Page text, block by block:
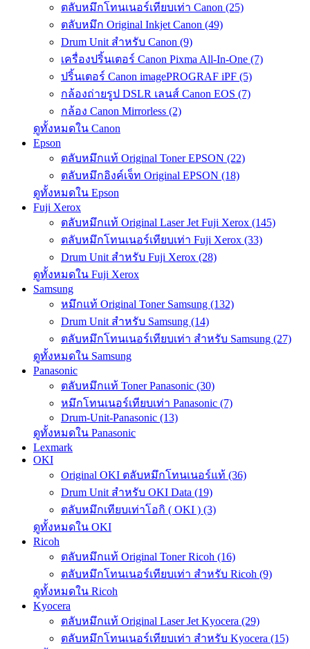
ตลับหมึกโทนเนอร์เทียบเท่า Canon (25)
ตลับหมึก Original Inkjet Canon (49)
Drum Unit สำหรับ Canon (9)
เครื่องปริ้นเตอร์ Canon Pixma All-In-One (7)
ปริ้นเตอร์ Canon imagePROGRAF iPF (5)
กล้องถ่ายรูป DSLR เลนส์ Canon EOS (7)
กล้อง Canon Mirrorless (2)
ดูทั้งหมดใน Canon
Epson
ตลับหมึกแท้ Original Toner EPSON (22)
ตลับหมึกอิงค์เจ็ท Original EPSON (18)
ดูทั้งหมดใน Epson
Fuji Xerox
ตลับหมึกแท้ Original Laser Jet Fuji Xerox (145)
ตลับหมึกโทนเนอร์เทียบเท่า Fuji Xerox (33)
Drum Unit สำหรับ Fuji Xerox (28)
ดูทั้งหมดใน Fuji Xerox
Samsung
หมึกแท้ Original Toner Samsung (132)
Drum Unit สำหรับ Samsung (14)
ตลับหมึกโทนเนอร์เทียบเท่า สำหรับ Samsung (27)
ดูทั้งหมดใน Samsung
Panasonic
ตลับหมึกแท้ Toner Panasonic (30)
หมึกโทนเนอร์เทียบเท่า Panasonic (7)
Drum-Unit-Panasonic (13)
ดูทั้งหมดใน Panasonic
Lexmark
OKI
Original OKI ตลับหมึกโทนเนอร์แท้ (36)
Drum Unit สำหรับ OKI Data (19)
ตลับหมึกเทียบเท่าโอกิ ( OKI ) (3)
ดูทั้งหมดใน OKI
Ricoh
ตลับหมึกแท้ Original Toner Ricoh (16)
ตลับหมึกโทนเนอร์เทียบเท่า สำหรับ Ricoh (9)
ดูทั้งหมดใน Ricoh
Kyocera
ตลับหมึกแท้ Original Laser Jet Kyocera (29)
ตลับหมึกโทนเนอร์เทียบเท่า สำหรับ Kyocera (15)